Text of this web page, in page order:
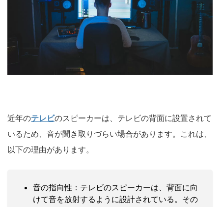
近年のテレビのスピーカーは、テレビの背面に設置されて
いるため、音が聞き取りづらい場合があります。これは、
以下の理由があります。
音の指向性：テレビのスピーカーは、背面に向
けて音を放射するように設計されている。その